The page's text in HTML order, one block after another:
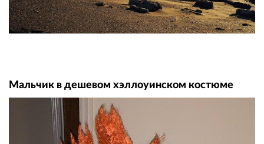
Мальчик в дешевом хэллоуинском костюме